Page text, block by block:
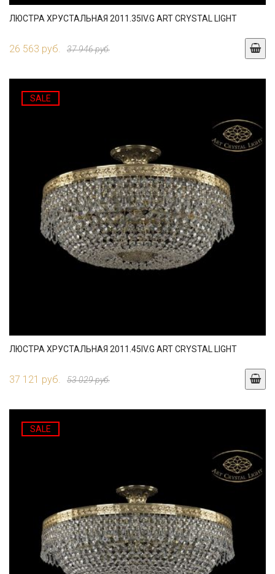
ЛЮСТРА ХРУСТАЛЬНАЯ 2011.35IV.G ART CRYSTAL LIGHT
26 563 руб. 37 946 руб.
SALE
ЛЮСТРА ХРУСТАЛЬНАЯ 2011.45IV.G ART CRYSTAL LIGHT
37 121 руб. 53 029 руб.
SALE